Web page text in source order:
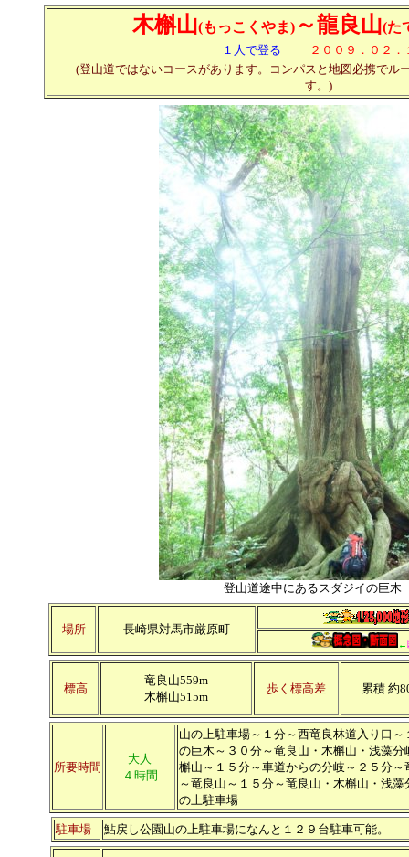
木槲山(もっこくやま)～龍良山(た
１人で登る
２００９．０２．
(登山道ではないコースがあります。コンパスと地図必携でル
す。)
登山道途中にあるスダジイの
場所 長崎県対馬市厳原町
←
標高
竜良山559m
木槲山515m
歩く標高差 累積 約
所要時間
大人
４時間
山の上駐車場～１分～西竜良林道入り口
の巨木～３０分～竜良山・木槲山・浅藻
槲山～１５分～車道からの分岐～２５分
～竜良山～１５分～竜良山・木槲山・浅
の上駐車場
駐車場 鮎戻し公園山の上駐車場になんと１２９台駐車可能。